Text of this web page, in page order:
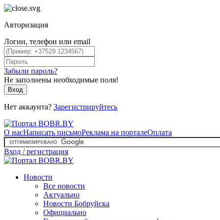
Авторизация
Логин, телефон или email
Забыли пароль?
Не заполнены необходимые поля!
Вход
Нет аккаунта? Зарегистрируйтесь
О насНаписать письмоРеклама на порталеОплата
Вход / регистрация
Новости
Все новости
Актуально
Новости Бобруйска
Официально